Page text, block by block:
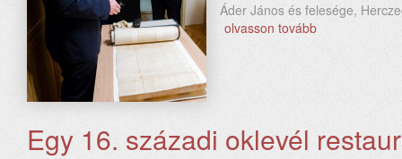
Áder János és felesége,
olvasson tovább
Egy 16. századi oklevél